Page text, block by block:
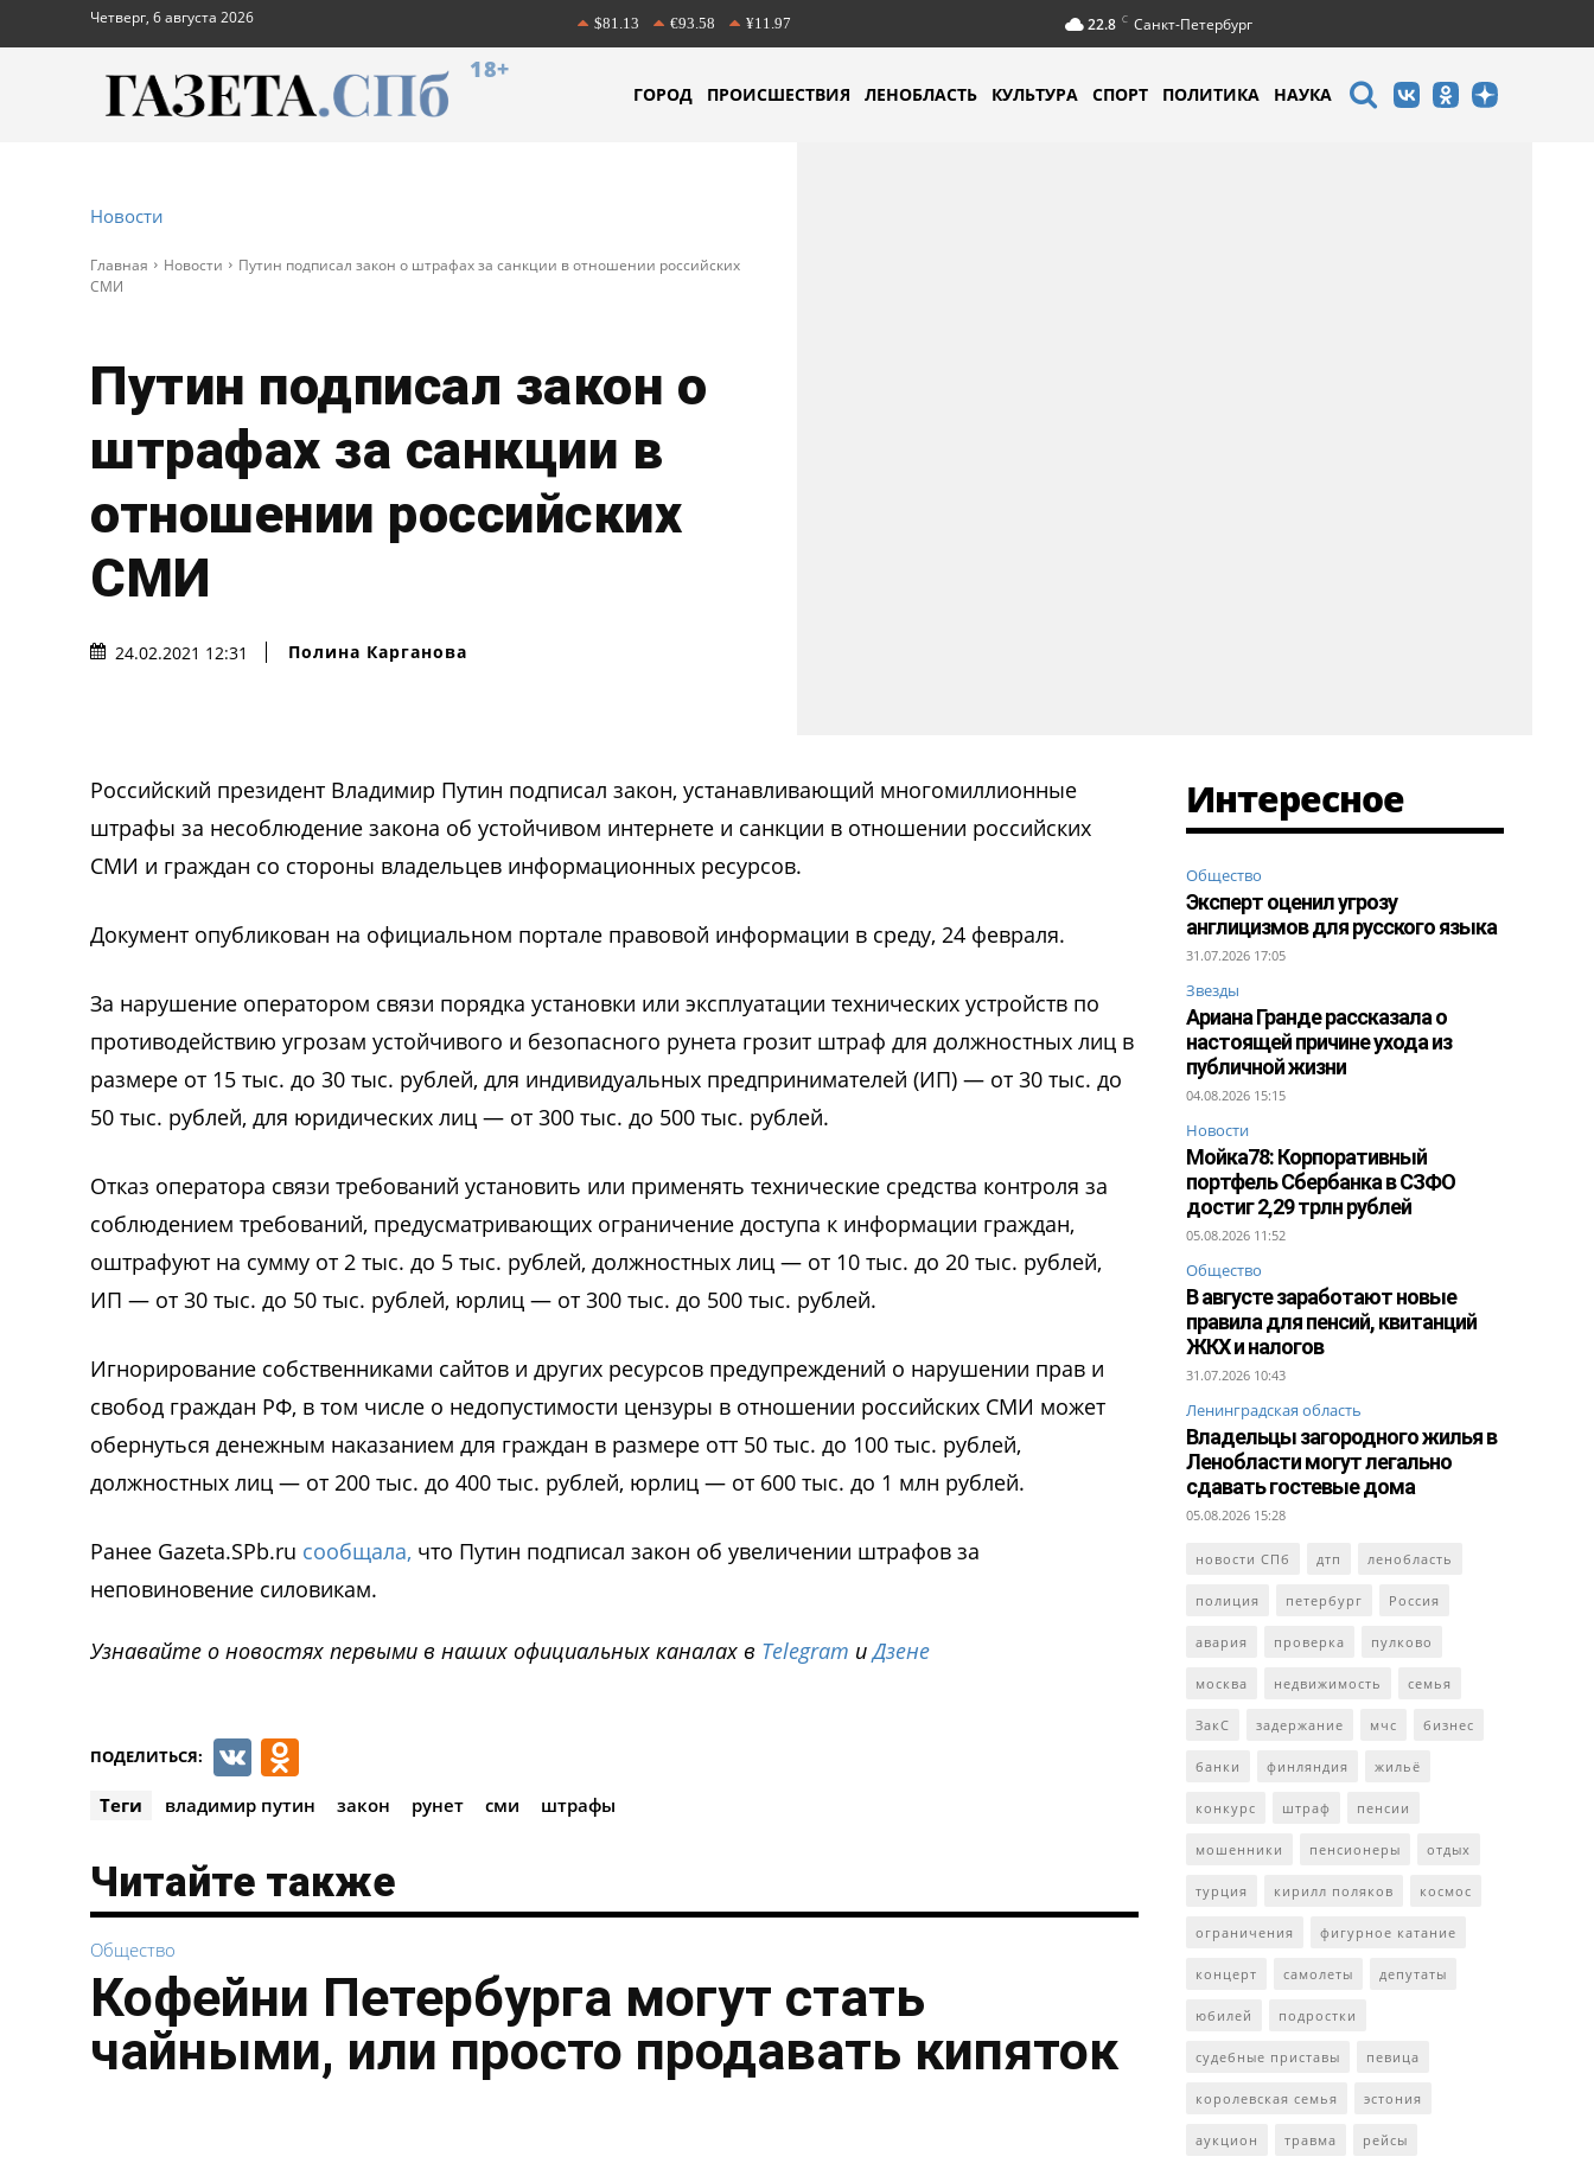
Четверг, 6 августа 2026 $81.13 €93.58 ¥11.97 22.8 C Санкт-Петербург
18+
ГОРОД ПРОИСШЕСТВИЯ ЛЕНОБЛАСТЬ КУЛЬТУРА СПОРТ ПОЛИТИКА НАУКА
Новости
Главная Новости
Путин подписал закон о штрафах за санкции в отношении российских
СМИ
Путин подписал закон о
штрафах за санкции в
отношении российских
СМИ
24.02.2021 12:31 Полина Карганова
Российский президент Владимир Путин подписал закон, устанавливающий многомиллионные
штрафы за несоблюдение закона об устойчивом интернете и санкции в отношении российских
СМИ и граждан со стороны владельцев информационных ресурсов.
Документ опубликован на официальном портале правовой информации в среду, 24 февраля.
За нарушение оператором связи порядка установки или эксплуатации технических устройств по
противодействию угрозам устойчивого и безопасного рунета грозит штраф для должностных лиц в
размере от 15 тыс. до 30 тыс. рублей, для индивидуальных предпринимателей (ИП) — от 30 тыс. до
50 тыс. рублей, для юридических лиц — от 300 тыс. до 500 тыс. рублей.
Отказ оператора связи требований установить или применять технические средства контроля за
соблюдением требований, предусматривающих ограничение доступа к информации граждан,
оштрафуют на сумму от 2 тыс. до 5 тыс. рублей, должностных лиц — от 10 тыс. до 20 тыс. рублей,
ИП — от 30 тыс. до 50 тыс. рублей, юрлиц — от 300 тыс. до 500 тыс. рублей.
Игнорирование собственниками сайтов и других ресурсов предупреждений о нарушении прав и
свобод граждан РФ, в том числе о недопустимости цензуры в отношении российских СМИ может
обернуться денежным наказанием для граждан в размере отт 50 тыс. до 100 тыс. рублей,
должностных лиц — от 200 тыс. до 400 тыс. рублей, юрлиц — от 600 тыс. до 1 млн рублей.
Ранее Gazeta.SPb.ru сообщала, что Путин подписал закон об увеличении штрафов за
неповиновение силовикам.
Узнавайте о новостях первыми в наших официальных каналах в Telegram иДзене
ПОДЕЛИТЬСЯ: VK
Теги владимир путин закон рунет сми штрафы
Читайте также
Общество
Кофейни Петербурга могут стать
чайными, или просто продавать кипяток
Интересное
Общество
Эксперт оценил угрозу
англицизмов для русского языка
31.07.2026 17:05
Звезды
Ариана Гранде рассказала о
настоящей причине ухода из
публичной жизни
04.08.2026 15:15
Новости
Мойка78: Корпоративный
портфель Сбербанка в СЗФО
достиг 2,29 трлн рублей
05.08.2026 11:52
Общество
В августе заработают новые
правила для пенсий, квитанций
ЖКХ и налогов
31.07.2026 10:43
Ленинградская область
Владельцы загородного жилья в
Ленобласти могут легально
сдавать гостевые дома
05.08.2026 15:28
новости СПб дтп ленобласть
полиция петербург Россия
авария проверка пулково
москва недвижимость семья
ЗакС задержание мчс бизнес
банки финляндия жильё
конкурс штраф пенсии
мошенники пенсионеры отдых
турция кирилл поляков космос
ограничения фигурное катание
концерт самолеты депутаты
юбилей подростки
судебные приставы певица
королевская семья эстония
аукцион травма рейсы